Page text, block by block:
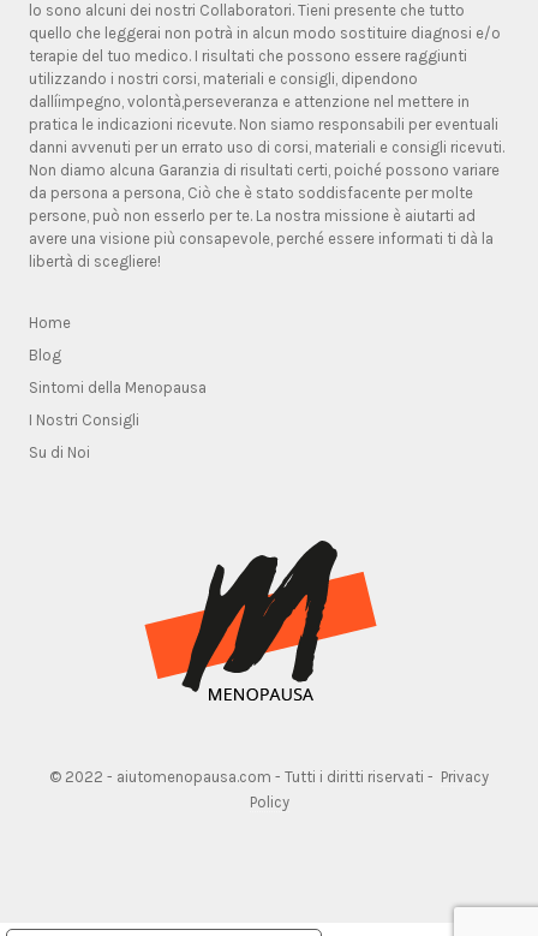
lo sono alcuni dei nostri Collaboratori. Tieni presente che tutto
quello che leggerai non potrà in alcun modo sostituire diagnosi e/o
terapie del tuo medico. I risultati che possono essere raggiunti
utilizzando i nostri corsi, materiali e consigli, dipendono
dallíimpegno, volontà,perseveranza e attenzione nel mettere in
pratica le indicazioni ricevute. Non siamo responsabili per eventuali
danni avvenuti per un errato uso di corsi, materiali e consigli ricevuti.
Non diamo alcuna Garanzia di risultati certi, poiché possono variare
da persona a persona, Ciò che è stato soddisfacente per molte
persone, può non esserlo per te. La nostra missione è aiutarti ad
avere una visione più consapevole, perché essere informati ti dà la
libertà di scegliere!
Home
Blog
Sintomi della Menopausa
I Nostri Consigli
Su di Noi
© 2022 - aiutomenopausa.com - Tutti i diritti riservati - Privacy
Policy